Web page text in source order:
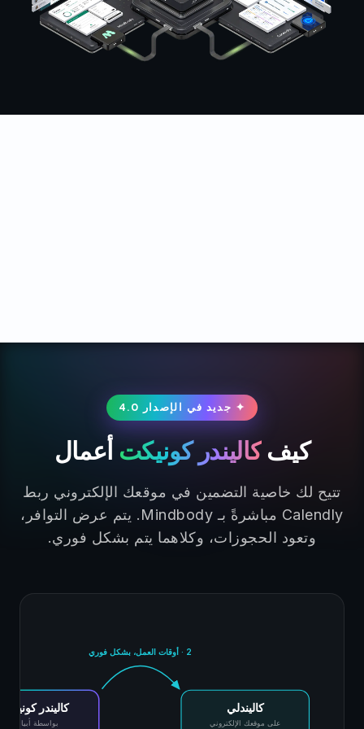
✦ جديد في الإصدار 4.0
كيفكاليندر كونيكت أعمال
تتيح لك خاصية التضمين في موقعك الإلكتروني ربط
Calendly مباشرةً بـ Mindbody. يتم عرض التوافر،
وتعود الحجوزات، وكلاهما يتم بشكل فوري.
كاليندر كونيكت
بواسطة أبيانت
كاليندلي
على موقعك الإلكتروني
2 · أوقات العمل، بشكل فوري